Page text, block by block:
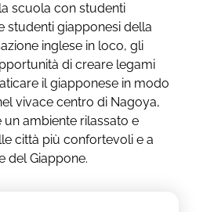
scuola con studenti
studenti giapponesi della
inglese in loco, gli
di creare legami
il giapponese in modo
vivace centro di Nagoya,
un ambiente rilassato e
città più confortevoli e a
del Giappone.